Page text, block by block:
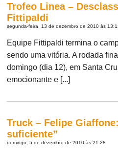
Trofeo Linea –
Fittipaldi
segunda-feira, 13 de dezembro de 2010 às
Equipe Fittipaldi termina o
sendo uma vitória. A rodada
domingo (dia 12), em Santa
emocionante e [...]
Truck – Felipe
suficiente”
domingo, 5 de dezembro de 2010 às 21:28